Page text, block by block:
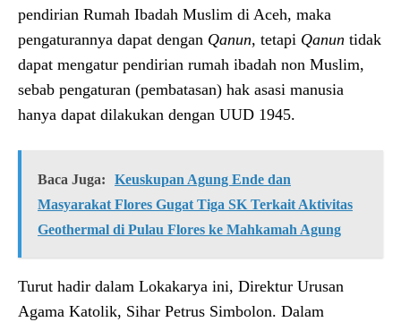
pendirian Rumah Ibadah Muslim di Aceh, maka
pengaturannya dapat dengan Qanun, tetapi Qanun tidak
dapat mengatur pendirian rumah ibadah non Muslim,
sebab pengaturan (pembatasan) hak asasi manusia
hanya dapat dilakukan dengan UUD 1945.
Baca Juga:
Keuskupan Agung Ende dan
Masyarakat Flores Gugat Tiga SK Terkait Aktivitas
Geothermal di Pulau Flores ke Mahkamah Agung
Turut hadir dalam Lokakarya ini, Direktur Urusan
Agama Katolik, Sihar Petrus Simbolon. Dalam